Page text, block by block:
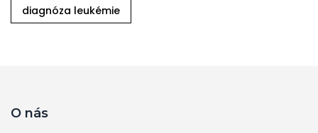
diagnóza leukémie
O nás